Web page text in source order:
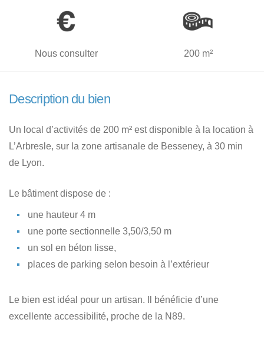
Nous consulter 200 m²
Description du bien
Un local d’activités de 200 m² est disponible à la location à
L’Arbresle, sur la zone artisanale de Besseney, à 30 min
de Lyon.
Le bâtiment dispose de :
une hauteur 4 m
une porte sectionnelle 3,50/3,50 m
un sol en béton lisse,
places de parking selon besoin à l’extérieur
Le bien est idéal pour un artisan. Il bénéficie d’une
excellente accessibilité, proche de la N89.